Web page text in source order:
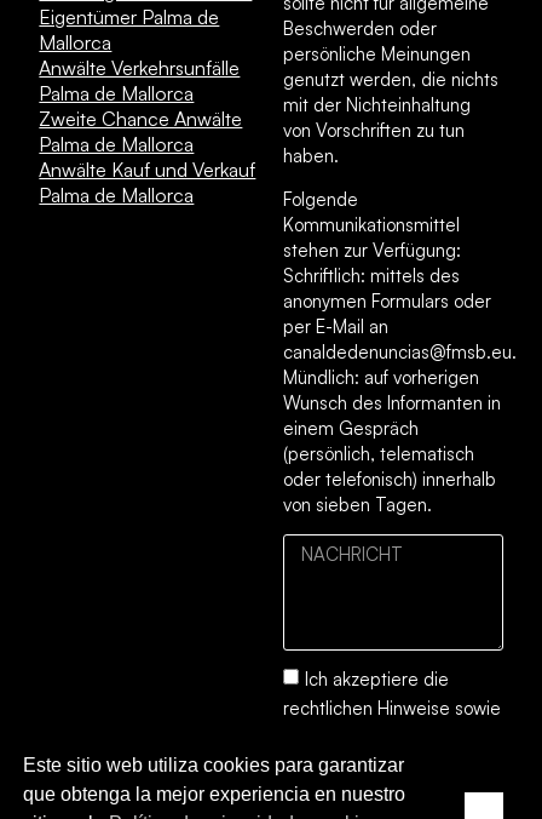
Eigentümer Palma de
Mallorca
Anwälte Verkehrsunfälle
Palma de Mallorca
Zweite Chance Anwälte
Palma de Mallorca
Anwälte Kauf und Verkauf
Palma de Mallorca
Beschwerden oder
persönliche Meinungen
genutzt werden, die nichts
mit der Nichteinhaltung
von Vorschriften zu tun
haben.
Folgende
Kommunikationsmittel
stehen zur Verfügung:
Schriftlich: mittels des
anonymen Formulars oder
per E-Mail an
canaldedenuncias@fmsb.eu.
Mündlich: auf vorherigen
Wunsch des Informanten in
einem Gespräch
(persönlich, telematisch
oder telefonisch) innerhalb
von sieben Tagen.
Ich akzeptiere die
rechtlichen Hinweise sowie
Cookie-Richtlinie.
Este sitio web utiliza cookies para garantizar
que obtenga la mejor experiencia en nuestro